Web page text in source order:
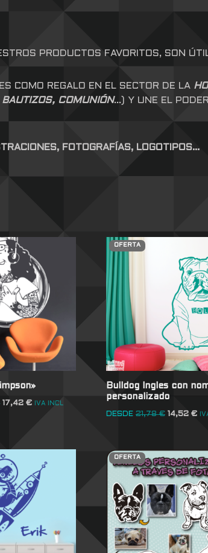
PRODUCTOS FAVORITOS, SON
COMO REGALO EN EL SECTOR DE LA
COMUNIÓN…) Y UNE EL
FOTOGRAFÍAS, LOGOTIPOS…
17,42€ IVA INCL
OFERTA
Bulldog Ingles con
personalizado
DESDE 21,78€ 14,52 €
OFERTA